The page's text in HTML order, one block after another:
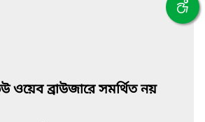
ওয়েব ব্রাউজারে সমর্থিত নয়